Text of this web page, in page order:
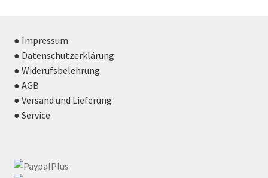
● Impressum
● Datenschutzerklärung
● Widerufsbelehrung
● AGB
● Versand und Lieferung
● Service